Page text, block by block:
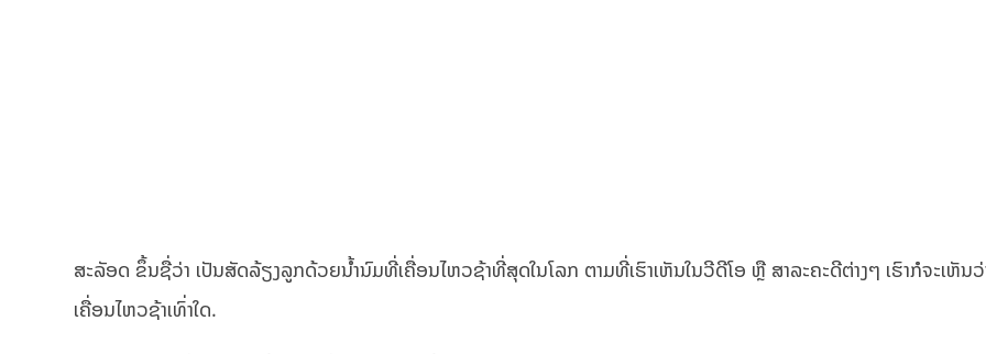
ສະລັອດ ຂຶ້ນຊື່ວ່າ ເປັນສັດລ້ຽງລູກດ້ວຍນ້ຳນົມທີ່ເຄື່ອນໄຫວຊ້າທີ່ສຸດໃນໂລກ ຕາມທີ່ເຮົາເຫັນໃນວີດີໂອ ຫຼື ສາລະຄະດີຕ່າງໆ ເຮົາກໍຈະເຫັນ
ເຄື່ອນໄຫວຊ້າເທົ່າໃດ.